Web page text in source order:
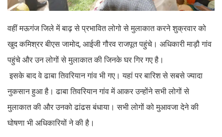
वहीं मऊगंज जिले में बाढ़ से प्रभावित लोगो से मुलाकात करने शुक्रवार को
खुद कमिश्रर बीएस जामोद, आईजी गौरव राजपूत पहुंचे। अधिकारी माड़ौ गांव
पहुंचे और उन लोगों से मुलाकात की जिनके घर गिर गए है।
इसके बाद वे ढाबा तिवरियान गांव भी गए। यहां पर बारिश से सबसे ज्यादा
नुकसान हुआ है। ढाबा तिवरियान गांव में आकर उन्होंने सभी लोगों से
मुलाकात की और उनको ढांढस बंधाया। सभी लोगों को मुआवजा देने की
घोषणा भी अधिकारियों ने की है।